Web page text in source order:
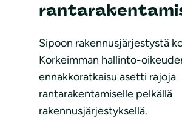
Sipoon rakennusjärjestystä
Korkeimman hallinto-
ennakkoratkaisu asetti rajoja
rantarakentamiselle pelkällä
rakennusjärjestyksellä.